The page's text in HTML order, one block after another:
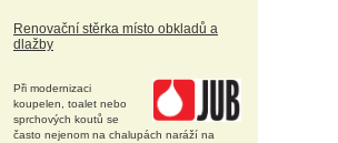
Renovační stěrka místo obkladů a
dlažby
Při modernizaci
koupelen, toalet nebo
sprchových koutů se
často nejenom na chalupách naráží na